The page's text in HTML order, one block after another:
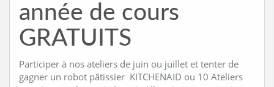
année de cours
GRATUITS
Participer à nos ateliers de juin ou juillet et tenter de
gagner un robot pâtissier KITCHENAID ou 10 Ateliers